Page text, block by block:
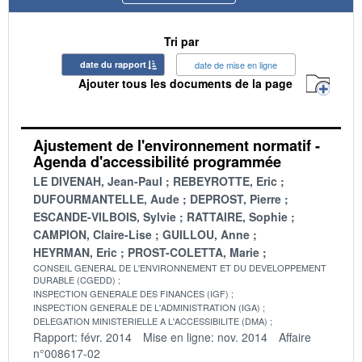
Tri par
date du rapport date de mise en ligne
Ajouter tous les documents de la page
Ajustement de l'environnement normatif -
Agenda d'accessibilité programmée
LE DIVENAH, Jean-Paul
REBEYROTTE, Eric
DUFOURMANTELLE, Aude
DEPROST, Pierre
ESCANDE-VILBOIS, Sylvie
RATTAIRE, Sophie
CAMPION, Claire-Lise
GUILLOU, Anne
HEYRMAN, Eric
PROST-COLETTA, Marie
CONSEIL GENERAL DE L'ENVIRONNEMENT ET DU DEVELOPPEMENT
DURABLE (CGEDD)
INSPECTION GENERALE DES FINANCES (IGF)
INSPECTION GENERALE DE L'ADMINISTRATION (IGA)
DELEGATION MINISTERIELLE A L'ACCESSIBILITE (DMA)
Rapport: févr. 2014 Mise en ligne: nov. 2014
Affaire
n°008617-02